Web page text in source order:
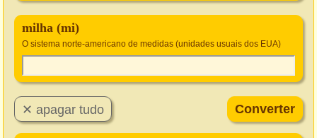
milha (mi)
O sistema norte-americano de medidas (unidades usuais dos EUA)